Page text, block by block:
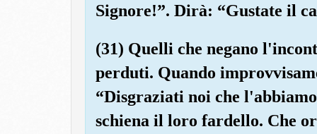
Signore!”. Dirà: “Gustate il
(31) Quelli che negano
perduti. Quando
“Disgraziati noi che
schiena il loro fardello. Che